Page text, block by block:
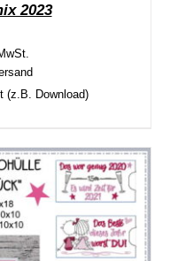
2023
(z.B. Download)